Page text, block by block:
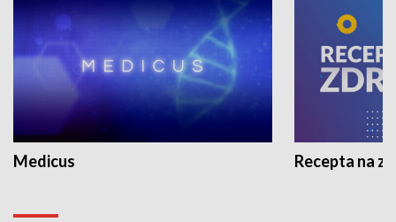
Medicus Recepta na